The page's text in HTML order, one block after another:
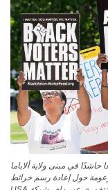
في مبنى ولاية ألاباما
حول إعادة رسم خرائط